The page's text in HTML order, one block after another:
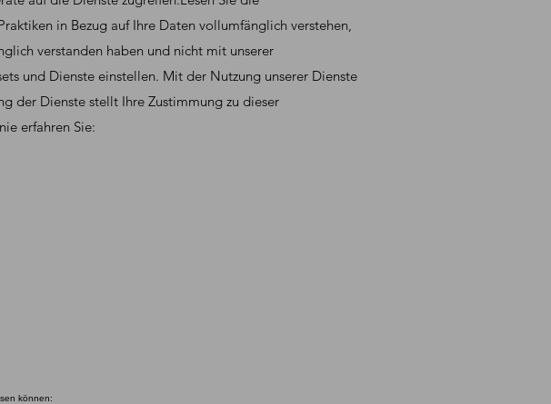
in Bezug auf Ihre Daten vollumfänglich verstehen,
verstanden haben und nicht mit unserer
und Dienste einstellen. Mit der Nutzung unserer Dienste
der Dienste stellt Ihre Zustimmung zu dieser
erfahren Sie:
können: